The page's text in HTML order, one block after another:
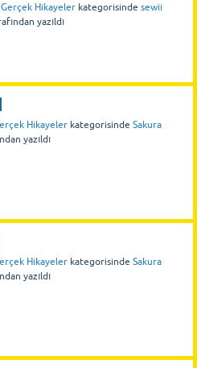
Gerçek Hikayeler kategorisinde sewii
yazıldı
Hikayeler kategorisinde Sakura
yazıldı
Hikayeler kategorisinde Sakura
yazıldı